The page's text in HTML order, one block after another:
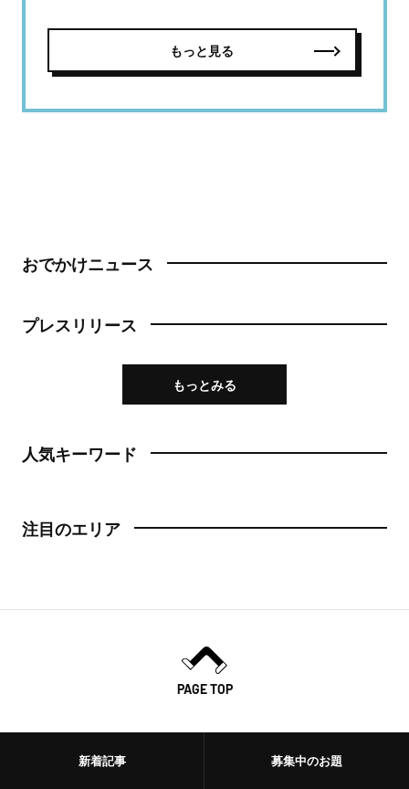
もっと見る
おでかけニュース
プレスリリース
もっとみる
人気キーワード
注目のエリア
PAGE TOP
新着記事 募集中のお題